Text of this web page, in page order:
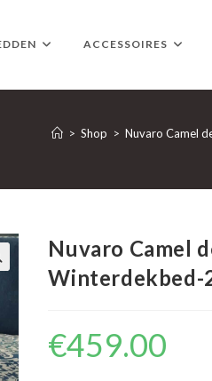
ACCESSOIRES
> Shop > Nuvaro Camel
Nuvaro Camel
Winterdekbed-
€459.00